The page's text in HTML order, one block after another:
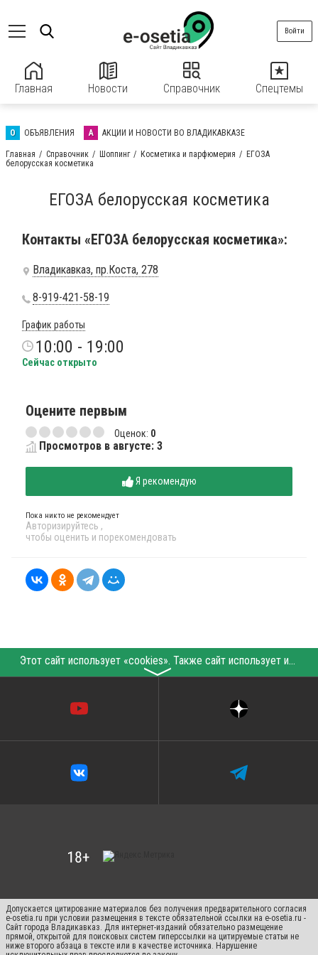
Главная Новости Справочник Спецтемы
Войти
О ОБЪЯВЛЕНИЯ А АКЦИИ И НОВОСТИ ВО ВЛАДИКАВКАЗЕ
Главная Справочник Шоппинг Косметика и парфюмерия
ЕГОЗА
белорусская косметика
ЕГОЗА белорусская косметика
Контакты «ЕГОЗА белорусская косметика»:
Владикавказ, пр.Коста, 278
8-919-421-58-19
График работы
10:00 - 19:00
Сейчас открыто
Оцените первым
Оценок: 0
Просмотров в августе: 3
Я рекомендую
Пока никто не рекомендует
Авторизируйтесь ,
чтобы оценить и порекомендовать
Этот сайт использует «cookies». Также сайт использует интернет-сервис для сбора технических данных касательно посетителей с целью получения маркетинговой и статистической информации. Условия обработки данных посетителей сайта см.
〉
Допускается цитирование материалов без получения предварительного согласия
e-osetia.ru при условии размещения в тексте обязательной ссылки на e-osetia.ru -
Сайт города Владикавказ. Для интернет-изданий обязательно размещение
прямой, открытой для поисковых систем гиперссылки на цитируемые статьи не
ниже второго абзаца в тексте или в качестве источника. Нарушение